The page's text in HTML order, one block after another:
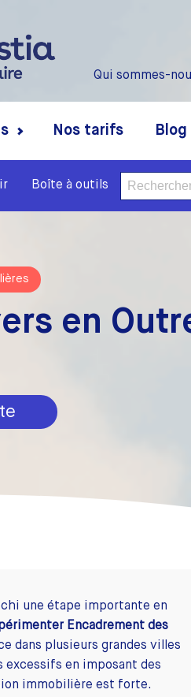
Qui sommes-
Nos tarifs Blog
Boîte à outils Rechercher
en
une étape importante en
Encadrement des
dans plusieurs grandes villes
en imposant des
immobilière est forte.